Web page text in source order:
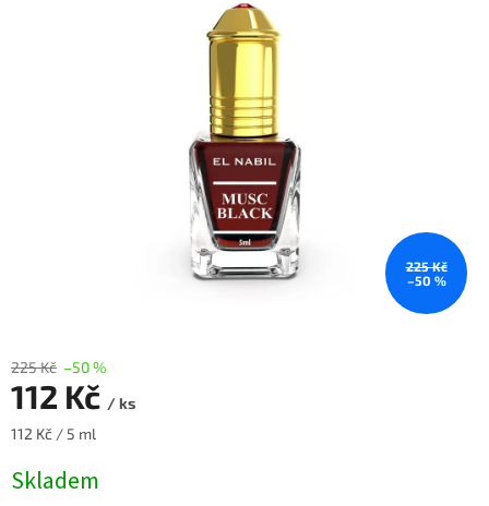
225 Kč
–50 %
225 Kč –50 %
112 Kč / ks
Měrná
112 Kč / 5 ml
Skladem